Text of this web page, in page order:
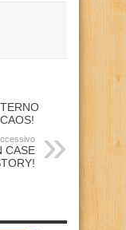
CASE